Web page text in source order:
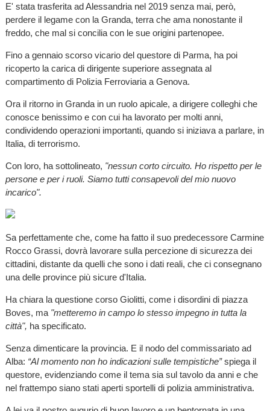
E' stata trasferita ad Alessandria nel 2019 senza mai, però,
perdere il legame con la Granda, terra che ama nonostante il
freddo, che mal si concilia con le sue origini partenopee.
Fino a gennaio scorso vicario del questore di Parma, ha poi
ricoperto la carica di dirigente superiore assegnata al
compartimento di Polizia Ferroviaria a Genova.
Ora il ritorno in Granda in un ruolo apicale, a dirigere colleghi che
conosce benissimo e con cui ha lavorato per molti anni,
condividendo operazioni importanti, quando si iniziava a parlare, in
Italia, di terrorismo.
Con loro, ha sottolineato, "nessun corto circuito. Ho rispetto per le
persone e per i ruoli. Siamo tutti consapevoli del mio nuovo
incarico".
Sa perfettamente che, come ha fatto il suo predecessore Carmine
Rocco Grassi, dovrà lavorare sulla percezione di sicurezza dei
cittadini, distante da quelli che sono i dati reali, che ci consegnano
una delle province più sicure d'Italia.
Ha chiara la questione corso Giolitti, come i disordini di piazza
Boves, ma "metteremo in campo lo stesso impegno in tutta la
città", ha specificato.
Senza dimenticare la provincia. E il nodo del commissariato ad
Alba: “Al momento non ho indicazioni sulle tempistiche”spiega il
questore, evidenziando come il tema sia sul tavolo da anni e che
nel frattempo siano stati aperti sportelli di polizia amministrativa.